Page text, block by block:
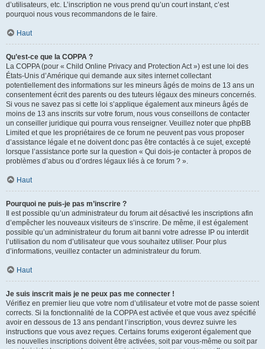
d’utilisateurs, etc. L’inscription ne vous prend qu’un court instant, c’est
pourquoi nous vous recommandons de le faire.
Haut
Qu’est-ce que la COPPA ?
La COPPA (pour « Child Online Privacy and Protection Act ») est une loi des
États-Unis d’Amérique qui demande aux sites internet collectant
potentiellement des informations sur les mineurs âgés de moins de 13 ans un
consentement écrit des parents ou des tuteurs légaux des mineurs concernés.
Si vous ne savez pas si cette loi s’applique également aux mineurs âgés de
moins de 13 ans inscrits sur votre forum, nous vous conseillons de contacter
un conseiller juridique qui pourra vous renseigner. Veuillez noter que phpBB
Limited et que les propriétaires de ce forum ne peuvent pas vous proposer
d’assistance légale et ne doivent donc pas être contactés à ce sujet, excepté
lorsque l’assistance porte sur la question « Qui dois-je contacter à propos de
problèmes d’abus ou d’ordres légaux liés à ce forum ? ».
Haut
Pourquoi ne puis-je pas m’inscrire ?
Il est possible qu’un administrateur du forum ait désactivé les inscriptions afin
d’empêcher les nouveaux visiteurs de s’inscrire. De même, il est également
possible qu’un administrateur du forum ait banni votre adresse IP ou interdit
l’utilisation du nom d’utilisateur que vous souhaitez utiliser. Pour plus
d’informations, veuillez contacter un administrateur du forum.
Haut
Je suis inscrit mais je ne peux pas me connecter !
Vérifiez en premier lieu que votre nom d’utilisateur et votre mot de passe soient
corrects. Si la fonctionnalité de la COPPA est activée et que vous avez spécifié
avoir en dessous de 13 ans pendant l’inscription, vous devrez suivre les
instructions que vous avez reçues. Certains forums exigeront également que
les nouvelles inscriptions doivent être activées, soit par vous-même ou soit par